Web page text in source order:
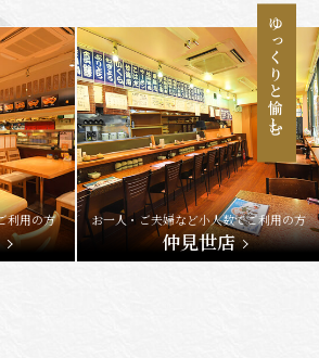
利用の方 お一人・ご夫婦など小人数でご利用の方
仲見世店
ゆっくりと愉しむ